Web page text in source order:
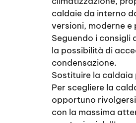
caldaie da interno
versioni, moderne
Seguendo i consigli
la possibilità di
condensazione.
Sostituire la
Per scegliere la
opportuno
con la massima